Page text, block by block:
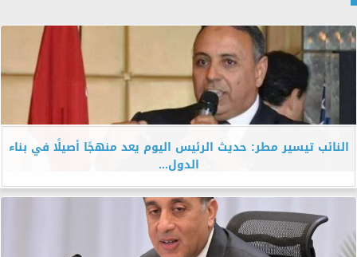
النائب تيسير مطر: حديث الرئيس اليوم يعد منهجًا أصيلًا في بناء
الدول...